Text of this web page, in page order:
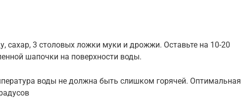
сахар, 3 столовых ложки муки и дрожжи. Оставьте на 10-20
шапочки на поверхности воды.
воды не должна быть слишком горячей. Оптимальная